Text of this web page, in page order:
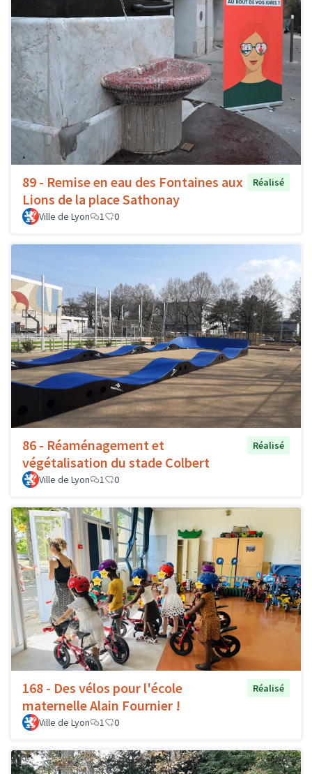
89 - Remise en eau des Fontaines aux
Lions de la place Sathonay
Réalisé
Ville de Lyon 1 0
86 - Réaménagement et
végétalisation du stade Colbert
Réalisé
Ville de Lyon 1 0
168 - Des vélos pour l'école
maternelle Alain Fournier !
Réalisé
Ville de Lyon 1 0